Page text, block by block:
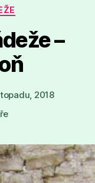
–
2018
u
názvem
Dům
dětí